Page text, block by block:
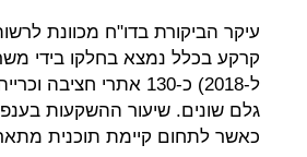
עיקר הביקורת בדו"ח מכוונת
קרקע בכלל נמצא בחלקו בידי
כאשר לתחום קיימת תוכנית